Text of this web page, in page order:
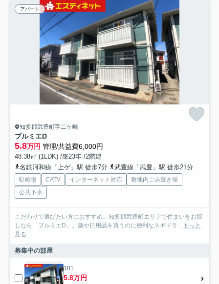
アパート
知多郡武豊町字二ケ崎
プルミエD
5.8万円 管理/共益費6,000円
48.38㎡ (1LDK) /築23年 /2階建
名鉄河和線「上ゲ」駅 徒歩7分
武豊線「武豊」駅 徒歩21分
駐輪場 CATV インターネット対応
敷地内ごみ置き場
公共下水
こだわりで選びたい方におすすめ。知多郡武豊町エリアで住まいをお探
しなら「プルミエD」。薬や日用品を買うのに便利なスギドラ... もっと
見る
募集中の部屋
101
5.8万円